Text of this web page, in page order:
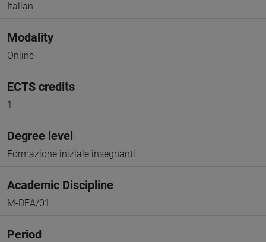
Italian
Modality
Online
ECTS credits
1
Degree level
Formazione iniziale insegnanti
Academic Discipline
M-DEA/01
Period